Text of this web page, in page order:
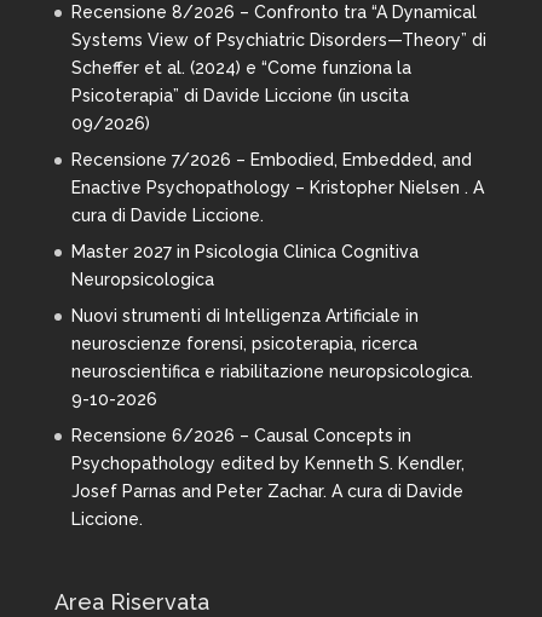
Recensione 8/2026 – Confronto tra “A Dynamical
Systems View of Psychiatric Disorders—Theory” di
Scheffer et al. (2024) e “Come funziona la
Psicoterapia” di Davide Liccione (in uscita
09/2026)
Recensione 7/2026 – Embodied, Embedded, and
Enactive Psychopathology – Kristopher Nielsen . A
cura di Davide Liccione.
Master 2027 in Psicologia Clinica Cognitiva
Neuropsicologica
Nuovi strumenti di Intelligenza Artificiale in
neuroscienze forensi, psicoterapia, ricerca
neuroscientifica e riabilitazione neuropsicologica.
9-10-2026
Recensione 6/2026 – Causal Concepts in
Psychopathology edited by Kenneth S. Kendler,
Josef Parnas and Peter Zachar. A cura di Davide
Liccione.
Area Riservata